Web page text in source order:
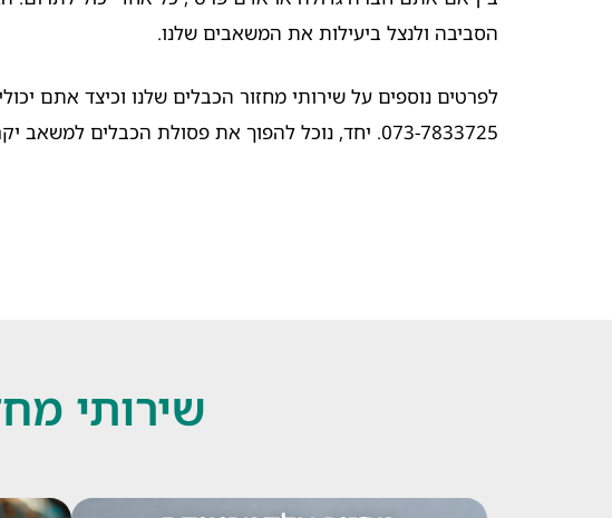
הסביבה ולנצל ביעילות את המשאבים שלנו.
לפרטים נוספים על שירותי מחזור הכבלים שלנו וכיצד אתם
073-7833725. יחד, נוכל להפוך את פסולת הכבלים למשאב יקר ערך ולתרום לעתיד ירוק יותר.
שירותי